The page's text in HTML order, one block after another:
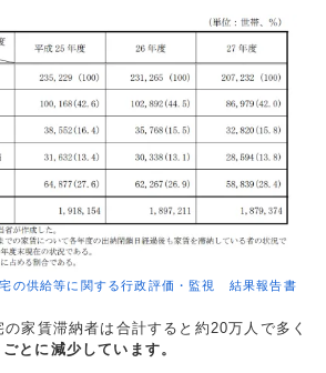
の供給等に関する行政評価・監視 結果報告書
家賃滞納者は合計すると約20万人で多く
とに減少しています。